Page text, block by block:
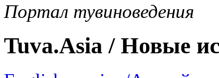
Портал тувиноведения
Tuva.Asia / Новые